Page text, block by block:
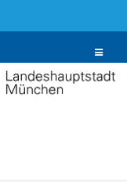
Toggle